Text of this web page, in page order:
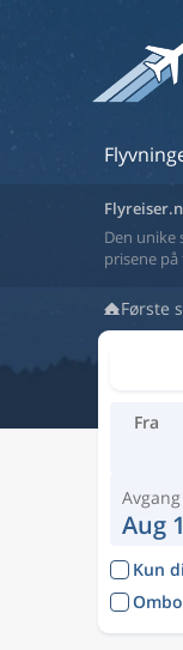
Den unike
prisene
Første
Fra
Avgang
Aug
Kun